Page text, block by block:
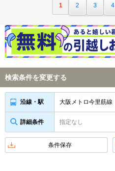
1 2 3 4
検索条件を変更する
沿線・駅 大阪メトロ今里筋線
詳細条件 指定なし
条件保存